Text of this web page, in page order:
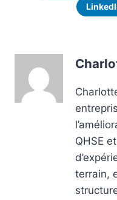
QHSE
terrain,